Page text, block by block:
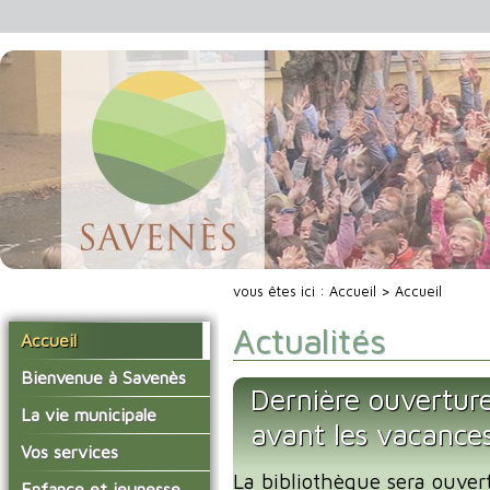
Accueil
Bienvenue à Savenès
Situer Savenès
Savenès en chiffre
L'histoire du village
La vie municipale
Vos élus
Les compte-rendus du
Vos services
La mairie
vous êtes ici : Accueil > Accueil
Actualités
Dernière
avant les
La bibliothèque sera